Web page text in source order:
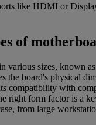
like HDMI or
of
various sizes, known
the board's physical
compatibility with
right form factor is a
from large